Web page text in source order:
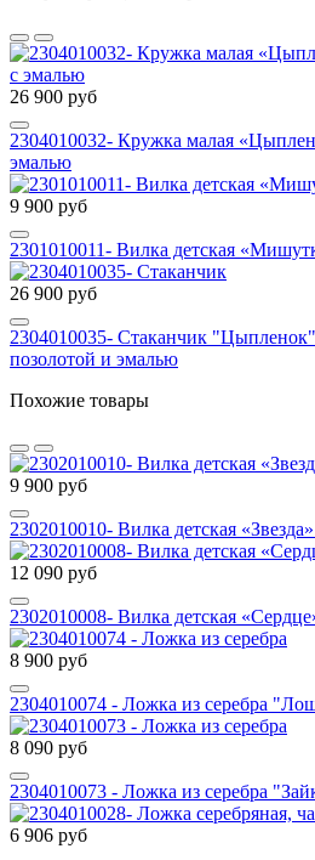
26 900 руб
2304010032- Кружка малая
эмалью
9 900 руб
2301010011- Вилка детская
26 900 руб
2304010035- Стаканчик
позолотой и эмалью
Похожие товары
9 900 руб
2302010010- Вилка детская
12 090 руб
2302010008- Вилка детская
8 900 руб
2304010074 - Ложка из серебра
8 090 руб
2304010073 - Ложка из серебра
6 906 руб